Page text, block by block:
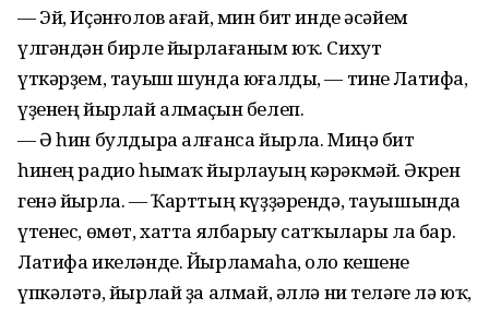
— Эй, Иҫәнғолов ағай, мин бит инде әсәйем
үлгәндән бирле йырлағаным юҡ. Сихут
үткәрҙем, тауыш шунда юғалды, — тине Латифа,
үҙенең йырлай алмаҫын белеп.
— Ә һин булдыра алғанса йырла. Миңә бит
һинең радио һымаҡ йырлауың кәрәкмәй. Әкрен
генә йырла. — Ҡарттың күҙҙәрендә, тауышында
үтенес, өмөт, хатта ялбарыу сатҡылары ла бар.
Латифа икеләнде. Йырламаһа, оло кешене
үпкәләтә, йырлай ҙа алмай, әллә ни теләге лә юҡ,